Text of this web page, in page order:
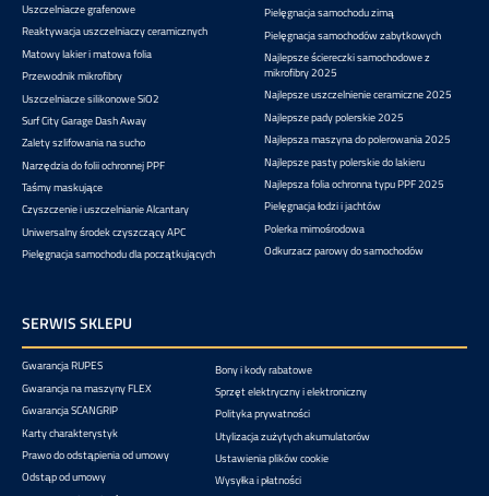
Uszczelniacze grafenowe
Reaktywacja uszczelniaczy ceramicznych
Matowy lakier i matowa folia
Przewodnik mikrofibry
Uszczelniacze silikonowe SiO2
Surf City Garage Dash Away
Zalety szlifowania na sucho
Narzędzia do folii ochronnej PPF
Taśmy maskujące
Czyszczenie i uszczelnianie Alcantary
Uniwersalny środek czyszczący APC
Pielęgnacja samochodu dla początkujących
Pielęgnacja samochodu zimą
Pielęgnacja samochodów zabytkowych
Najlepsze ściereczki samochodowe z
mikrofibry 2025
Najlepsze uszczelnienie ceramiczne 2025
Najlepsze pady polerskie 2025
Najlepsza maszyna do polerowania 2025
Najlepsze pasty polerskie do lakieru
Najlepsza folia ochronna typu PPF 2025
Pielęgnacja łodzi i jachtów
Polerka mimośrodowa
Odkurzacz parowy do samochodów
SERWIS SKLEPU
Gwarancja RUPES
Gwarancja na maszyny FLEX
Gwarancja SCANGRIP
Karty charakterystyk
Prawo do odstąpienia od umowy
Odstąp od umowy
Bony i kody rabatowe
Sprzęt elektryczny i elektroniczny
Polityka prywatności
Utylizacja zużytych akumulatorów
Ustawienia plików cookie
Wysyłka i płatności